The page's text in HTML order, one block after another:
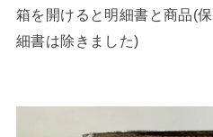
箱を開けると明細書と商品(
細書は除きました)